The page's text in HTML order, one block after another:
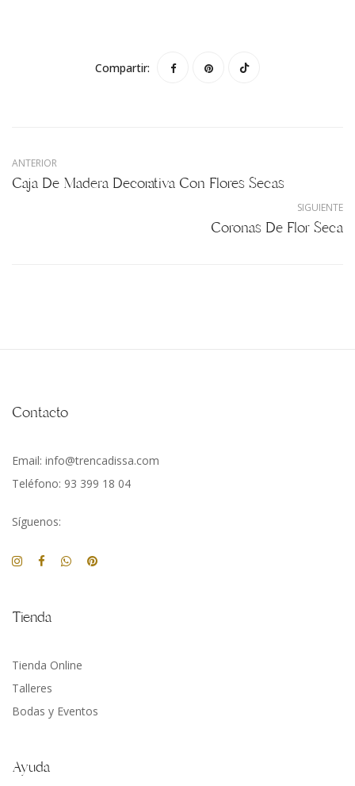
Compartir:
ANTERIOR
Caja De Madera Decorativa Con Flores Secas
SIGUIENTE
Coronas De Flor Seca
Contacto
Email: info@trencadissa.com
Teléfono: 93 399 18 04
Síguenos:
Tienda
Tienda Online
Talleres
Bodas y Eventos
Ayuda